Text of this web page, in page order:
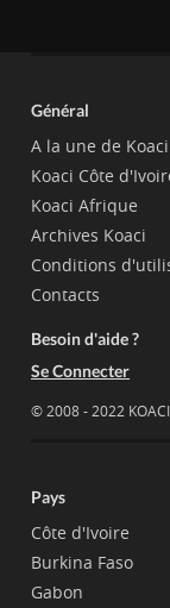
Général
A la une de Koaci
Koaci Côte
Koaci Afrique
Archives Koaci
Conditions
Contacts
Besoin d'aide ?
Se Connecter
© 2008 - 2022
Pays
Côte d'Ivoire
Burkina Faso
Gabon